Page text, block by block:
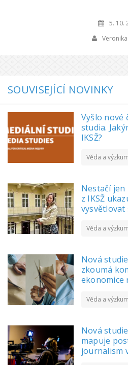
5. 10.
SOUVISEJÍCÍ NOVINKY
Vyšlo nové
studia.
IKSŽ?
Věda a výzkum
Nestačí jen
z IKSŽ
vysvětlovat
Věda a výzkum
Nová
zkoumá
ekonomice
Věda a výzkum
Nová
mapuje
journalism